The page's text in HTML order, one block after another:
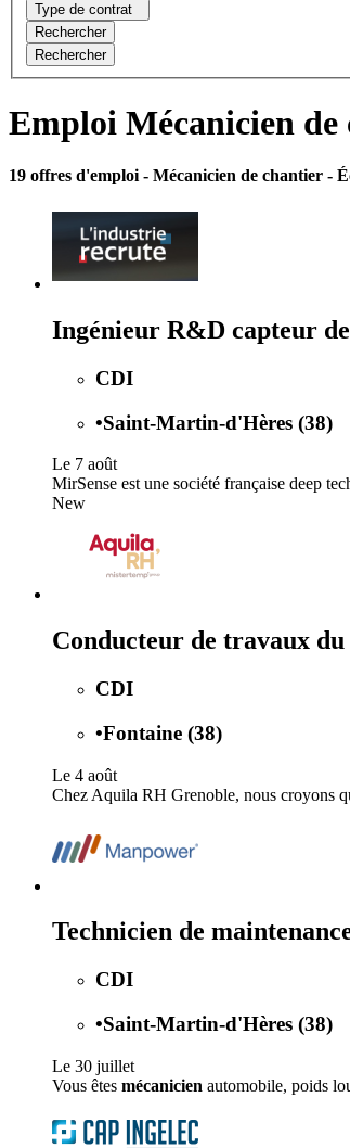
Type de contrat
Rechercher
Rechercher
Emploi Mécanicien
19 offres d'emploi - Mécanicien de chantier -
Ingénieur R&D capteur
CDI
•Saint-Martin-d'Hères (38)
Le 7 août
MirSense est une société française deep
New
Conducteur de travaux
CDI
•Fontaine (38)
Le 4 août
Chez Aquila RH Grenoble, nous croyons
Technicien de
CDI
•Saint-Martin-d'Hères (38)
Le 30 juillet
Vous êtes mécanicien automobile, poids